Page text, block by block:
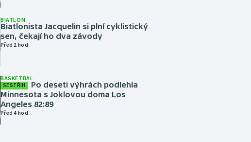
BIATLON
Biatlonista Jacquelin si plní cyklistický
sen, čekají ho dva závody
Před 2 hod
BASKETBAL
SESTŘIH
Po deseti výhrách podlehla
Minnesota s Joklovou doma Los
Angeles 82:89
Před 4 hod